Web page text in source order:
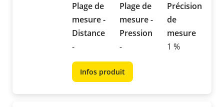
Plage de
mesure -
Distance
-
Plage de
mesure -
Pression
-
Précision
de
mesure
1 %
Infos produit